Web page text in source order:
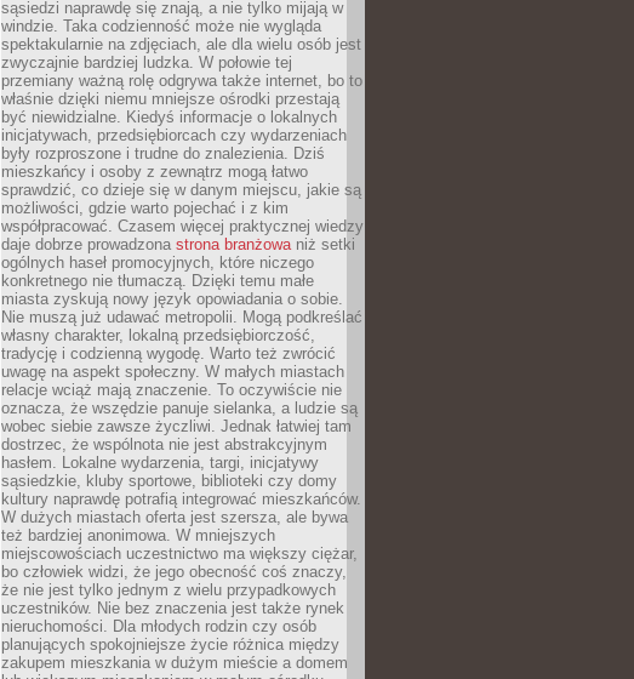
sąsiedzi naprawdę się znają, a nie tylko mijają w
windzie. Taka codzienność może nie wygląda
spektakularnie na zdjęciach, ale dla wielu osób jest
zwyczajnie bardziej ludzka. W połowie tej
przemiany ważną rolę odgrywa także internet, bo to
właśnie dzięki niemu mniejsze ośrodki przestają
być niewidzialne. Kiedyś informacje o lokalnych
inicjatywach, przedsiębiorcach czy wydarzeniach
były rozproszone i trudne do znalezienia. Dziś
mieszkańcy i osoby z zewnątrz mogą łatwo
sprawdzić, co dzieje się w danym miejscu, jakie są
możliwości, gdzie warto pojechać i z kim
współpracować. Czasem więcej praktycznej wiedzy
daje dobrze prowadzona strona branżowaniż setki
ogólnych haseł promocyjnych, które niczego
konkretnego nie tłumaczą. Dzięki temu małe
miasta zyskują nowy język opowiadania o sobie.
Nie muszą już udawać metropolii. Mogą podkreślać
własny charakter, lokalną przedsiębiorczość,
tradycję i codzienną wygodę. Warto też zwrócić
uwagę na aspekt społeczny. W małych miastach
relacje wciąż mają znaczenie. To oczywiście nie
oznacza, że wszędzie panuje sielanka, a ludzie są
wobec siebie zawsze życzliwi. Jednak łatwiej tam
dostrzec, że wspólnota nie jest abstrakcyjnym
hasłem. Lokalne wydarzenia, targi, inicjatywy
sąsiedzkie, kluby sportowe, biblioteki czy domy
kultury naprawdę potrafią integrować mieszkańców.
W dużych miastach oferta jest szersza, ale bywa
też bardziej anonimowa. W mniejszych
miejscowościach uczestnictwo ma większy ciężar,
bo człowiek widzi, że jego obecność coś znaczy,
że nie jest tylko jednym z wielu przypadkowych
uczestników. Nie bez znaczenia jest także rynek
nieruchomości. Dla młodych rodzin czy osób
planujących spokojniejsze życie różnica między
zakupem mieszkania w dużym mieście a domem